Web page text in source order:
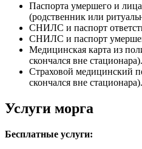
Паспорта умершего и
(родственник или
СНИЛС и паспорт
СНИЛС и паспорт
Медицинская карта из
скончался вне стационара).
Страховой медицинский
скончался вне стационара).
Услуги морга
Бесплатные услуги: